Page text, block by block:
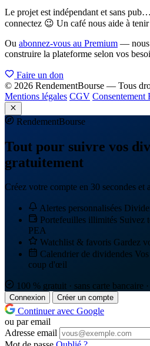
Le projet est indépendant et sans
connectez 😉 Un café nous aide à
Ou abonnez-vous au Premium — nous
construire la plateforme selon vos
Faire un don
© 2026 RendementBourse — Tous
Mentions légales CGV Consentement
RendementBourse
Tout pour suivre vos
gratuitement
Créez votre compte en 30 secondes et
Alertes personnalisées
Portefeuilles illimités Suivez
PEA
Watchlist & favoris Gardez
Calendrier de dividendes
coup d'œil
100 % gratuit · sans carte bancaire
Connexion Créer un compte
Continuer avec Google
ou par email
Adresse email